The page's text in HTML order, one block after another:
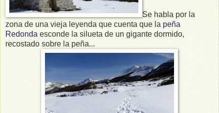
Se habla por la
zona de una vieja leyenda que cuenta que la peña
Redonda esconde la silueta de un gigante dormido,
recostado sobre la peña...